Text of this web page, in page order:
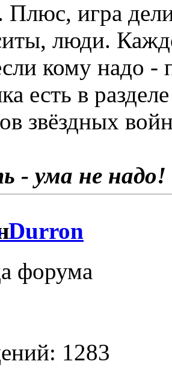
игра
люди.
кому надо -
есть в
звёздных
- ума не надо!
Durron
форума
1283